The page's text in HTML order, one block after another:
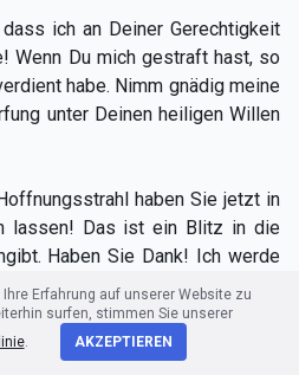
ich an Deiner Gerechtigkeit
Wenn Du mich gestraft hast, so
habe. Nimm gnädig meine
unter Deinen heiligen Willen
haben Sie jetzt in
lassen! Das ist ein Blitz in die
Haben Sie Dank! Ich werde
Geistwesen hat der Tod, sogar
Erfahrung auf unserer Website zu
surfen, stimmen Sie unserer
. AKZEPTIEREN